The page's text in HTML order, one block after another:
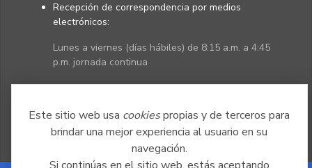
Este sitio web usa cookiespropias y de terceros para
brindar una mejor experiencia al usuario en su
navegación.
Recepción de correspondencia por medios
electrónicos:
Lunes a viernes (días hábiles) de 8:15 a.m. a 4:45
p.m. jornada continua